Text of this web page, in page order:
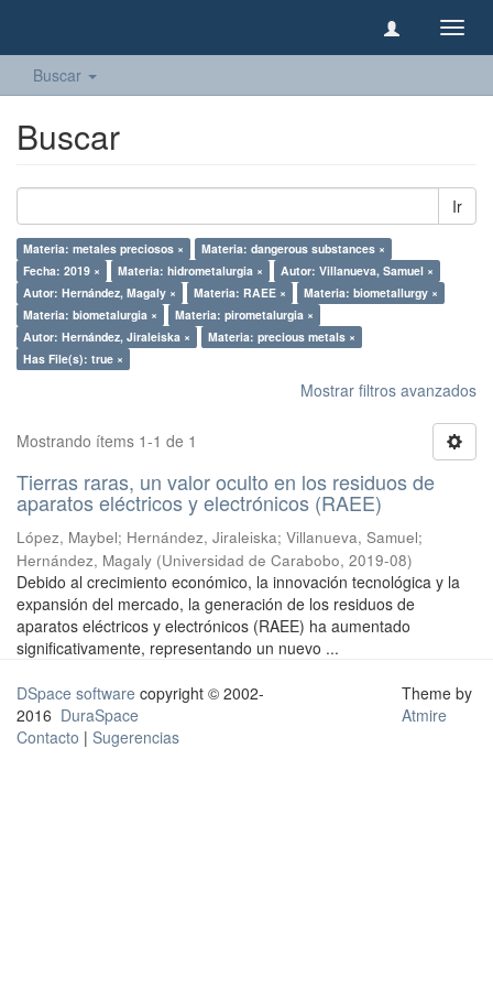
Buscar
Buscar
Ir
Materia: metales preciosos ×
Materia: dangerous substances ×
Fecha: 2019 ×
Materia: hidrometalurgia ×
Autor: Villanueva, Samuel ×
Autor: Hernández, Magaly ×
Materia: RAEE ×
Materia: biometallurgy ×
Materia: biometalurgia ×
Materia: pirometalurgia ×
Autor: Hernández, Jiraleiska ×
Materia: precious metals ×
Has File(s): true ×
Mostrar filtros avanzados
Mostrando ítems 1-1 de 1
Tierras raras, un valor oculto en los residuos de
aparatos eléctricos y electrónicos (RAEE)
López, Maybel; Hernández, Jiraleiska; Villanueva, Samuel;
Hernández, Magaly (Universidad de Carabobo, 2019-08)
Debido al crecimiento económico, la innovación tecnológica y la
expansión del mercado, la generación de los residuos de
aparatos eléctricos y electrónicos (RAEE) ha aumentado
significativamente, representando un nuevo ...
DSpace software copyright © 2002-
2016 DuraSpace
Contacto | Sugerencias
Theme by
Atmire